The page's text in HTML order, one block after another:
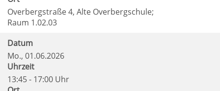
Overbergstraße 4, Alte Overbergschule;
Raum 1.02.03
Datum
Mo., 01.06.2026
Uhrzeit
13:45 - 17:00 Uhr